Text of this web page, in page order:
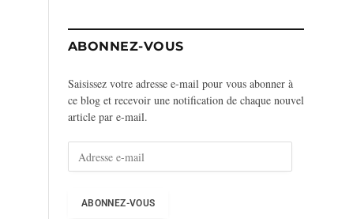
ABONNEZ-VOUS
Saisissez votre adresse e-mail pour vous abonner à
ce blog et recevoir une notification de chaque nouvel
article par e-mail.
ABONNEZ-VOUS